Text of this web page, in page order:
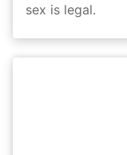
sex is legal.